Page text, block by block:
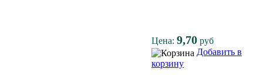
Цена: 9,70 руб
Добавить в
корзину